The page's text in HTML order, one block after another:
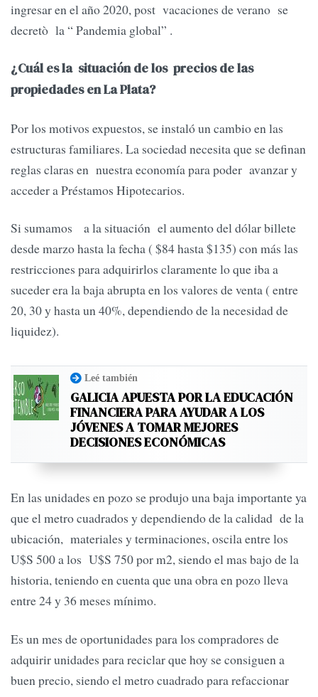
ingresar en el año 2020, post vacaciones de verano se
decretò la “ Pandemia global” .
¿Cuál es la situación de los precios de las
propiedades en La Plata?
Por los motivos expuestos, se instaló un cambio en las
estructuras familiares. La sociedad necesita que se definan
reglas claras en nuestra economía para poder avanzar y
acceder a Préstamos Hipotecarios.
Si sumamos a la situación el aumento del dólar billete
desde marzo hasta la fecha ( $84 hasta $135) con más las
restricciones para adquirirlos claramente lo que iba a
suceder era la baja abrupta en los valores de venta ( entre
20, 30 y hasta un 40%, dependiendo de la necesidad de
liquidez).
Leé también
GALICIA APUESTA POR LA EDUCACIÓN
FINANCIERA PARA AYUDAR A LOS
JÓVENES A TOMAR MEJORES
DECISIONES ECONÓMICAS
En las unidades en pozo se produjo una baja importante ya
que el metro cuadrados y dependiendo de la calidad de la
ubicación, materiales y terminaciones, oscila entre los
U$S 500 a los U$S 750 por m2, siendo el mas bajo de la
historia, teniendo en cuenta que una obra en pozo lleva
entre 24 y 36 meses mínimo.
Es un mes de oportunidades para los compradores de
adquirir unidades para reciclar que hoy se consiguen a
buen precio, siendo el metro cuadrado para refaccionar